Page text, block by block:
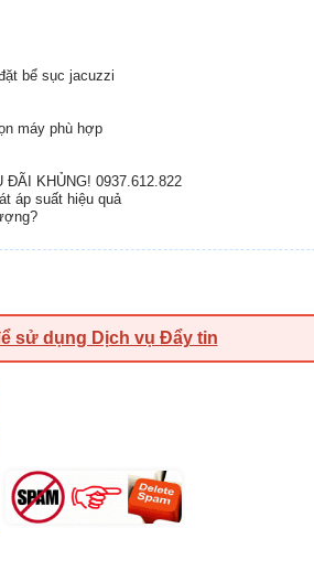
bể sục jacuzzi
máy phù hợp
ĐÃI KHỦNG! 0937.612.822
áp suất hiệu quả
sử dụng Dịch vụ Đẩy tin